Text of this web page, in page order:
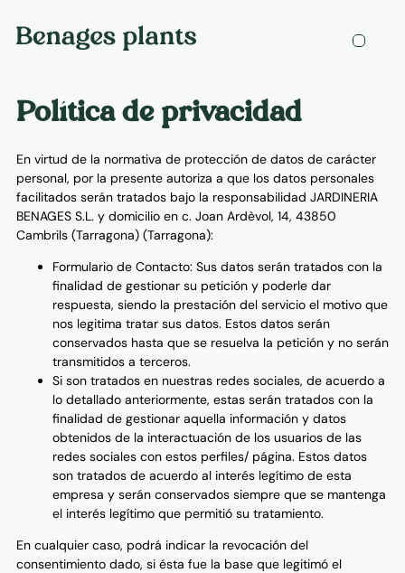
Política de privacidad
En virtud de la normativa de protección de datos de carácter
personal, por la presente autoriza a que los datos personales
facilitados serán tratados bajo la responsabilidad JARDINERIA
BENAGES S.L. y domicilio en c. Joan Ardèvol, 14, 43850
Cambrils (Tarragona) (Tarragona):
Formulario de Contacto: Sus datos serán tratados con la
finalidad de gestionar su petición y poderle dar
respuesta, siendo la prestación del servicio el motivo que
nos legitima tratar sus datos. Estos datos serán
conservados hasta que se resuelva la petición y no serán
transmitidos a terceros.
Si son tratados en nuestras redes sociales, de acuerdo a
lo detallado anteriormente, estas serán tratados con la
finalidad de gestionar aquella información y datos
obtenidos de la interactuación de los usuarios de las
redes sociales con estos perfiles/ página. Estos datos
son tratados de acuerdo al interés legítimo de esta
empresa y serán conservados siempre que se mantenga
el interés legítimo que permitió su tratamiento.
En cualquier caso, podrá indicar la revocación del
consentimiento dado, si ésta fue la base que legitimó el